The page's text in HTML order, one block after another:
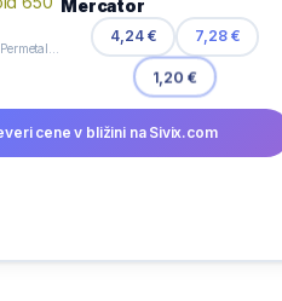
Mercator
4,24 € 7,28 €
1,20 €
cene v bližini na Sivix.com